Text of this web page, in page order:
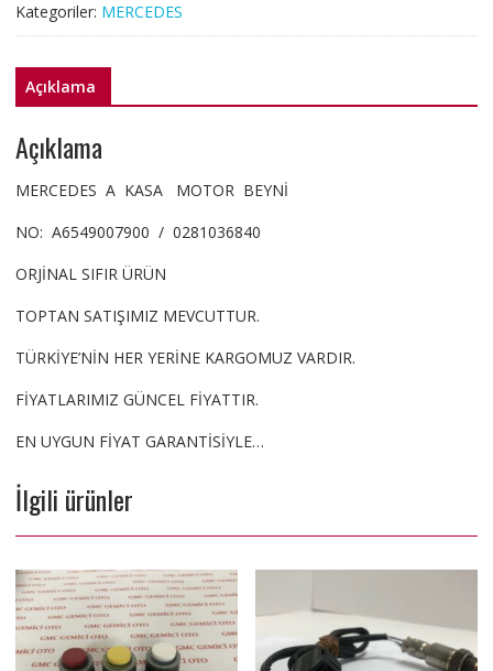
MOTOR
0281036840
adet
Kategoriler: MERCEDES
Açıklama
Açıklama
MERCEDES A KASA MOTOR BEYNİ
NO: A6549007900 / 0281036840
ORJİNAL SIFIR ÜRÜN
TOPTAN SATIŞIMIZ MEVCUTTUR.
TÜRKİYE’NİN HER YERİNE KARGOMUZ VARDIR.
FİYATLARIMIZ GÜNCEL FİYATTIR.
EN UYGUN FİYAT GARANTİSİYLE…
İlgili ürünler